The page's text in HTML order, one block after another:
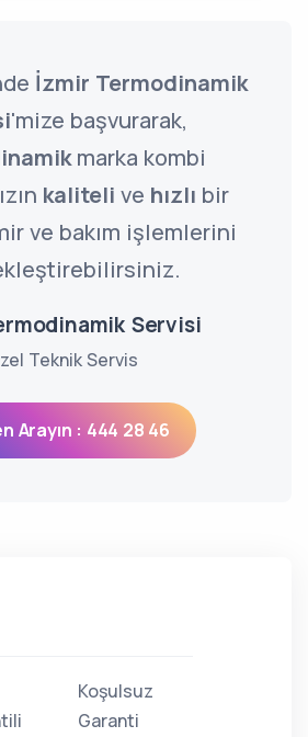
İzmir Termodinamik
'mize başvurarak,
marka kombi
kaliteli ve hızlı bir
ve bakım işlemlerini
Servisi
Teknik Servis
Arayın : 444 28 46
Koşulsuz
Garanti